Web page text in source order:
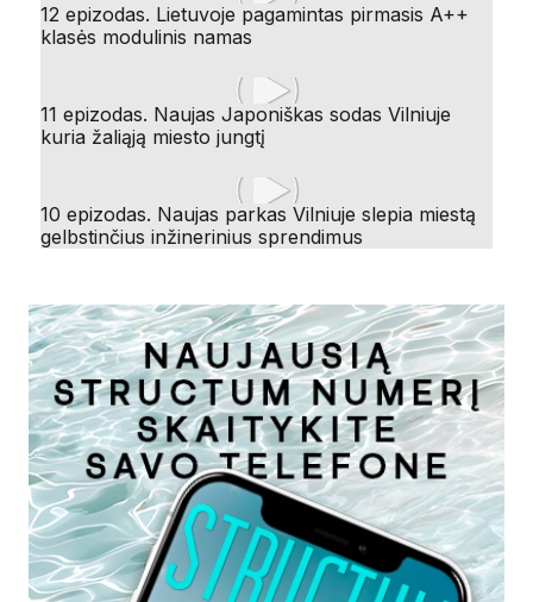
12 epizodas. Lietuvoje pagamintas pirmasis A++
klasės modulinis namas
11 epizodas. Naujas Japoniškas sodas Vilniuje
kuria žaliąją miesto jungtį
10 epizodas. Naujas parkas Vilniuje slepia miestą
gelbstinčius inžinerinius sprendimus